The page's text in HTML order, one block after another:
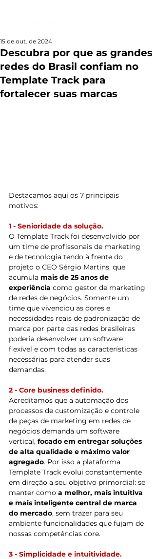
Descubra por que as grandes
redes do Brasil confiam no
Template Track para
fortalecer suas marcas
15 de out. de 2024
Destacamos aqui os 7 principais
motivos:
1 - Senioridade da solução.
O Template Track foi desenvolvido por
um time de profissonais de marketing
e de tecnologia tendo à frente do
projeto o CEO Sérgio Martins, que
acumula mais de 25 anos de
experiência como gestor de marketing
de redes de negócios. Somente um
time que vivenciou as dores e
necessidades reais de padronização de
marca por parte das redes brasileiras
poderia desenvolver um software
flexível e com todas as características
necessárias para atender suas
demandas.
2 - Core business definido.
Acreditamos que a automação dos
processos de customização e controle
de peças de marketing em redes de
negócios demanda um software
vertical, focado em entregar soluções
de alta qualidade e máximo valor
agregado. Por isso a plataforma
Template Track evolui constantemente
em direção a seu objetivo primordial: se
manter como a melhor, mais intuitiva
e mais inteligente central de marca
do mercado, sem trazer para seu
ambiente funcionalidades que fujam de
nossas competências core.
3 - Simplicidade e intuitividade.